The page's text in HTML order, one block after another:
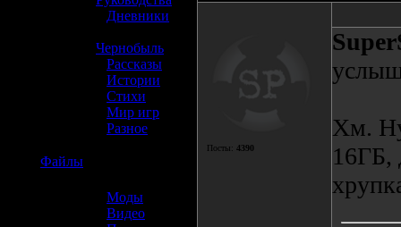
Дневники
Чернобыль
Рассказы
Истории
Стихи
Мир игр
Разное
Файлы
Моды
Видео
Посты: 4390
Хм.
16ГБ,